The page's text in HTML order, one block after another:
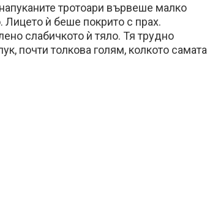
тротоари вървеше малко
ѝ беше покрито с прах.
слабичкото ѝ тяло. Тя трудно
почти толкова голям, колкото самата